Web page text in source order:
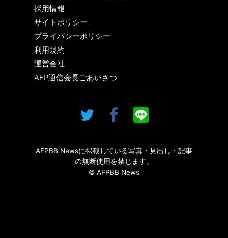
採用情報
サイトポリシー
プライバシーポリシー
利用規約
運営会社
AFP通信会長ごあいさつ
AFPBB Newsに掲載している写真・見出し・記事
の無断使用を禁じます。
© AFPBB News